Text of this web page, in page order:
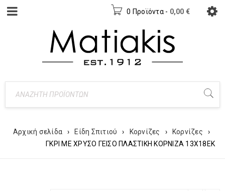
0 Προϊόντα - 0,00 €
Αρχική σελίδα › Είδη Σπιτιού › Κορνίζες › Κορνίζες
›
ΓΚΡΙ ΜΕ ΧΡΥΣΟ ΓΕΙΣΟ ΠΛΑΣΤΙΚΗ ΚΟΡΝΙΖΑ 13Χ18ΕΚ